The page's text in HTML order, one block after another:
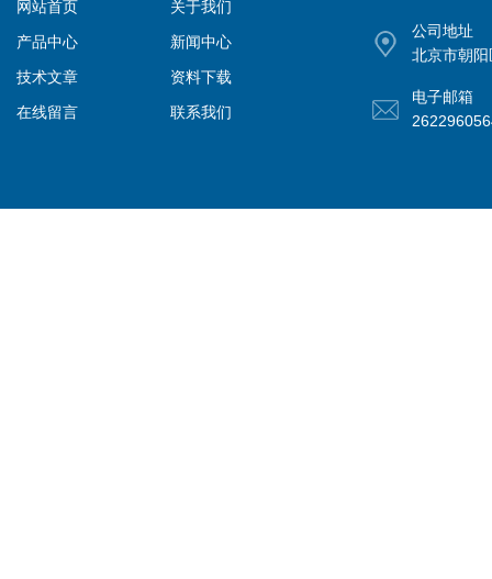
网站首页
关于我们
产品中心
新闻中心
技术文章
资料下载
在线留言
联系我们
公司地址
北京市朝
电子邮箱